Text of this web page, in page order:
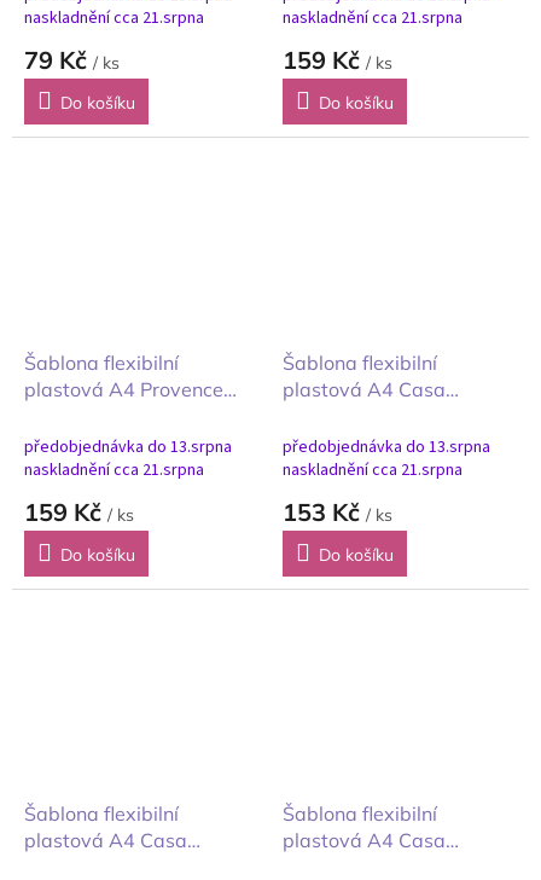
naskladnění cca 21.srpna
79 Kč / ks
Do košíku
naskladnění cca 21.srpna
159 Kč / ks
Do košíku
Šablona flexibilní
plastová A4 Provence
předobjednávka do 13.srpna
naskladnění cca 21.srpna
159 Kč / ks
Do košíku
Šablona flexibilní
plastová A4 Casa
předobjednávka do 13.srpna
naskladnění cca 21.srpna
153 Kč / ks
Do košíku
Šablona flexibilní
plastová A4 Casa
Šablona flexibilní
plastová A4 Casa